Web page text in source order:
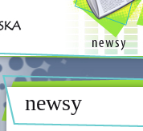
newsy